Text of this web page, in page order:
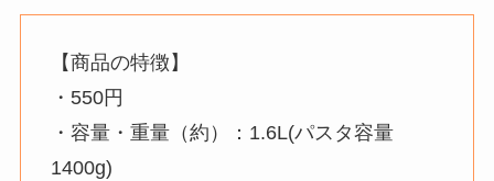
【商品の特徴】
・550円
・容量・重量（約）：1.6L(パスタ容量
1400g)